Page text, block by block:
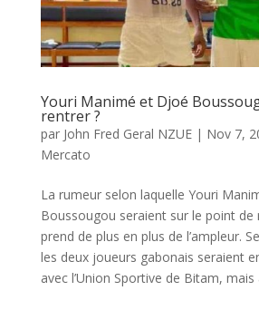
Youri Manimé et Djoé
rentrer ?
par John Fred Geral NZUE| Nov 7,
Mercato
La rumeur selon laquelle Youri
Boussougou seraient sur le point de
prend de plus en plus de l’ampleur.
les deux joueurs gabonais seraient
avec l’Union Sportive de Bitam, mais